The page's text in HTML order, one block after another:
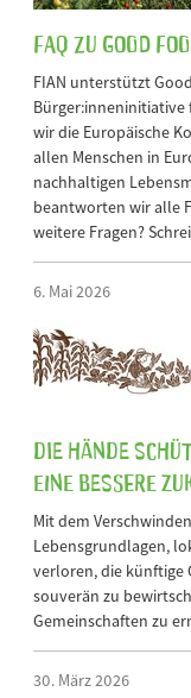
FAQ zu Good
FIAN unterstützt
Bürger:inneninitiative
wir die Europäische
allen Menschen in
nachhaltigen
beantworten wir alle
weitere Fragen?
6. Mai 2026
Die Hände
eine bessere
Mit dem
Lebensgrundlagen,
verloren, die künftige
souverän zu
Gemeinschaften zu
30. März 2026